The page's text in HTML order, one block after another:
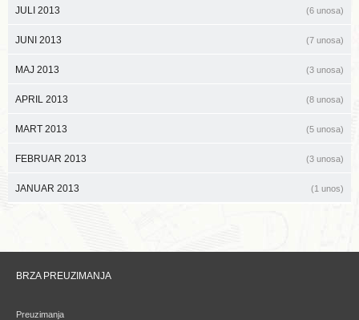
JULI 2013 (6 unosa)
JUNI 2013 (7 unosa)
MAJ 2013 (3 unosa)
APRIL 2013 (8 unosa)
MART 2013 (5 unosa)
FEBRUAR 2013 (3 unosa)
JANUAR 2013 (1 unos)
BRZA PREUZIMANJA
Preuzimanja